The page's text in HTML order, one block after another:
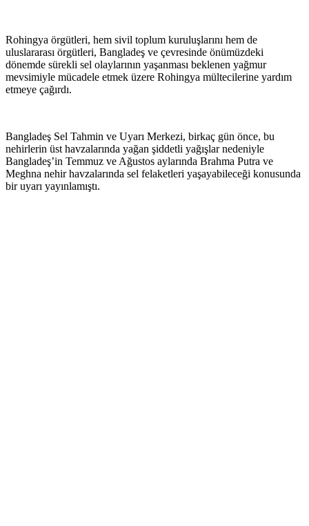
Rohingya örgütleri, hem sivil toplum kuruluşlarını hem de
uluslararası örgütleri, Bangladeş ve çevresinde önümüzdeki
dönemde sürekli sel olaylarının yaşanması beklenen yağmur
mevsimiyle mücadele etmek üzere Rohingya mültecilerine yardım
etmeye çağırdı.
Bangladeş Sel Tahmin ve Uyarı Merkezi, birkaç gün önce, bu
nehirlerin üst havzalarında yağan şiddetli yağışlar nedeniyle
Bangladeş’in Temmuz ve Ağustos aylarında Brahma Putra ve
Meghna nehir havzalarında sel felaketleri yaşayabileceği konusunda
bir uyarı yayınlamıştı.